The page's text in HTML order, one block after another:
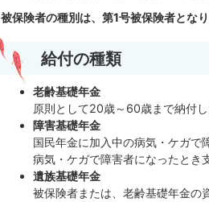
被保険者の種別は、第1号被保険者となり
給付の種類
老齢基礎年金
原則として20歳～60歳まで納付
障害基礎年金
国民年金に加入中の病気・ケガ
病気・ケガで障害者になったとき
遺族基礎年金
被保険者または、老齢基礎年金の